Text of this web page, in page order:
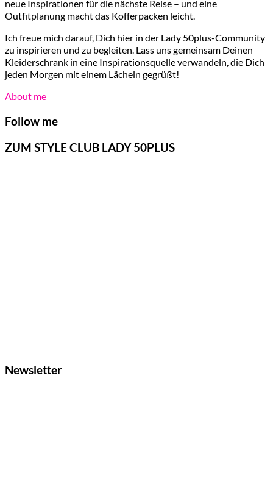
neue Inspirationen für die nächste Reise – und eine
Outfitplanung macht das Kofferpacken leicht.
Ich freue mich darauf, Dich hier in der Lady 50plus-Community
zu inspirieren und zu begleiten. Lass uns gemeinsam Deinen
Kleiderschrank in eine Inspirationsquelle verwandeln, die Dich
jeden Morgen mit einem Lächeln gegrüßt!
About me
Follow me
ZUM STYLE CLUB LADY 50PLUS
Newsletter